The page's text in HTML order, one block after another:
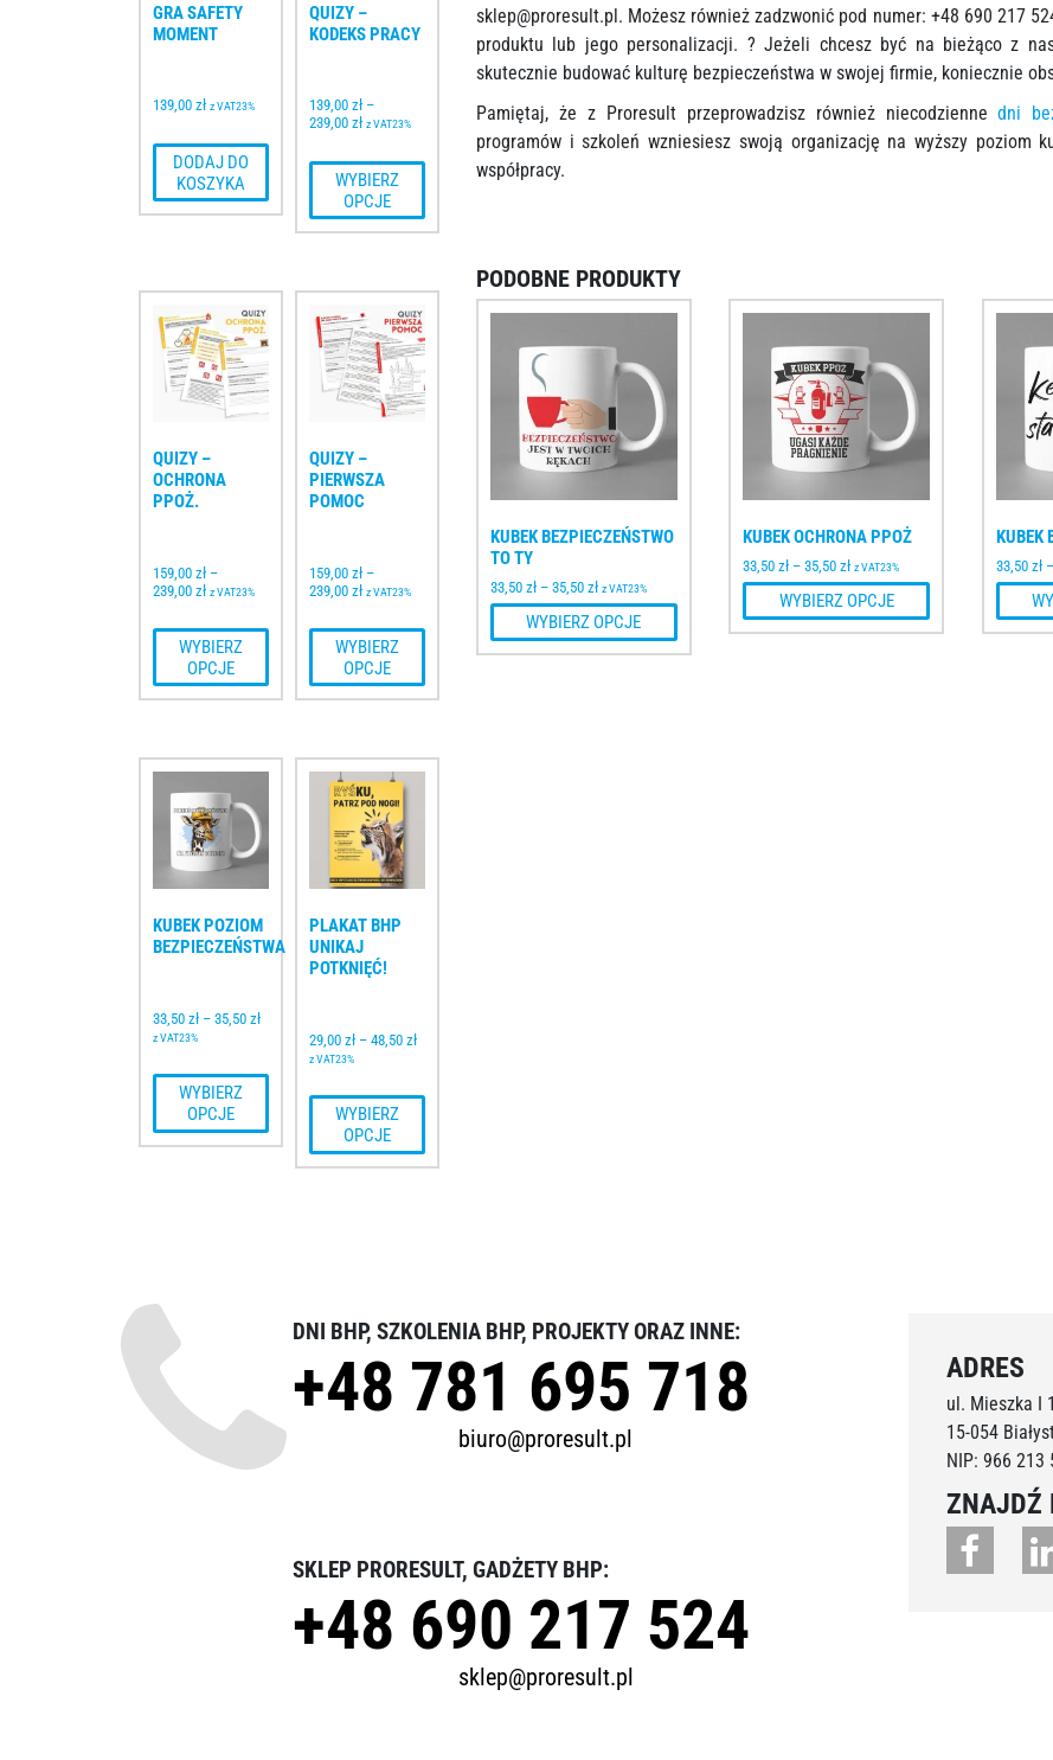
GRA SAFETY
MOMENT
139,00 zł z VAT23%
KOSZYKA
QUIZY –
KODEKS PRACY
139,00 zł –
239,00 zł z VAT23%
WYBIERZ
OPCJE
QUIZY –
OCHRONA
PPOŻ.
159,00 zł –
239,00 zł z VAT23%
WYBIERZ
OPCJE
QUIZY –
PIERWSZA
POMOC
159,00 zł –
239,00 zł z VAT23%
WYBIERZ
OPCJE
KUBEK POZIOM
BEZPIECZEŃSTWA
33,50 zł – 35,50 zł
z VAT23%
WYBIERZ
OPCJE
PLAKAT BHP
UNIKAJ
POTKNIĘĆ!
29,00 zł – 48,50 zł
z VAT23%
WYBIERZ
OPCJE
sklep@proresult.pl. Możesz również zadzwonić pod numer: +48 690 217
produktu lub jego personalizacji. ? Jeżeli chcesz być na bieżąco z
skutecznie budować kulturę bezpieczeństwa w swojej firmie, koniecznie
Pamiętaj, że z Proresult przeprowadzisz również niecodziennedni
programów i szkoleń wzniesiesz swoją organizację na wyższy poziom
współpracy.
PODOBNE PRODUKTY
KUBEK BEZPIECZEŃSTWO
TO TY
33,50 zł – 35,50 zł z VAT23%
WYBIERZ OPCJE
KUBEK OCHRONA PPOŻ
33,50zł – 35,50zł z VAT23%
WYBIERZ OPCJE
KUBEK
33,50 zł –
DNI BHP, SZKOLENIA BHP, PROJEKTY ORAZ INNE:
+48 781 695 718
biuro@proresult.pl
SKLEP PRORESULT, GADŻETY BHP:
+48 690 217 524
sklep@proresult.pl
ADRES
ul. Mieszka I
15-054
NIP: 966 213
ZNAJDŹ